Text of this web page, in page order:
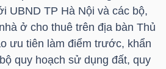
UBND TP Hà Nội và các bộ,
ở cho thuê trên địa bàn Thủ
ưu tiên làm điểm trước, khẩn
quy hoạch sử dụng đất, quy